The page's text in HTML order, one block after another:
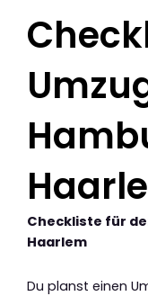
Checkliste für
Haarlem
Du planst einen